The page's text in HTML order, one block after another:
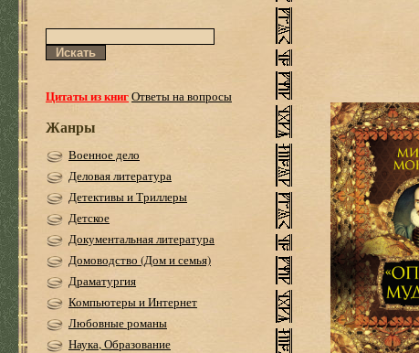
Цитаты из книгОтветы на вопросы
Жанры
Военное дело
Деловая литература
Детективы и Триллеры
Детское
Документальная литература
Домоводство (Дом и семья)
Драматургия
Компьютеры и Интернет
Любовные романы
Наука, Образование